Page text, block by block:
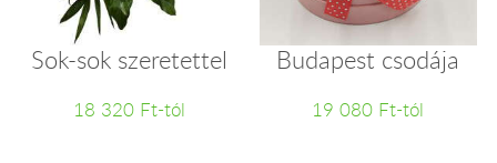
Sok-sok szeretettel
18 320 Ft-tól
Budapest csodája
19 080 Ft-tól